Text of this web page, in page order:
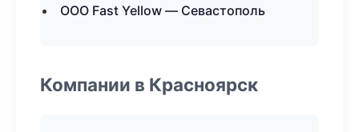
ООО Fast Yellow — Севастополь
Компании в Красноярск